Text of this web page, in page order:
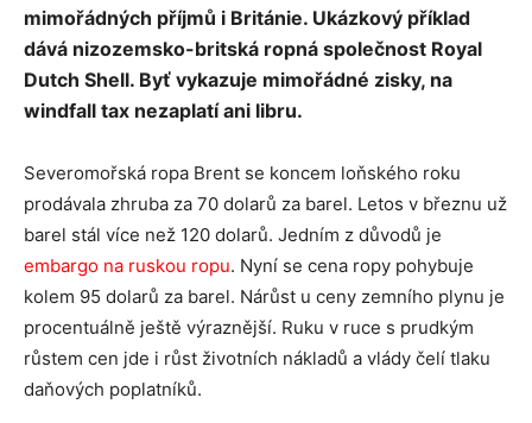
mimořádných příjmů i Británie. Ukázkový příklad
dává nizozemsko-britská ropná společnost Royal
Dutch Shell. Byť vykazuje mimořádné zisky, na
windfall tax nezaplatí ani libru.
Severomořská ropa Brent se koncem loňského roku
prodávala zhruba za 70 dolarů za barel. Letos v březnu už
barel stál více než 120 dolarů. Jedním z důvodů je
embargo na ruskou ropu. Nyní se cena ropy pohybuje
kolem 95 dolarů za barel. Nárůst u ceny zemního plynu je
procentuálně ještě výraznější. Ruku v ruce s prudkým
růstem cen jde i růst životních nákladů a vlády čelí tlaku
daňových poplatníků.